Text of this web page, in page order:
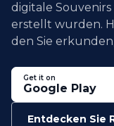
digitale
erstellt wurden.
den Sie
Get it on
Google Play
Entdecken Sie